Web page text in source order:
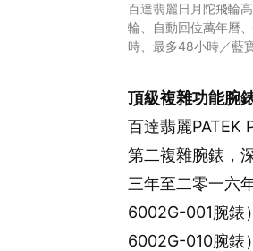
百達翡麗日月陀飛輪
輪、自動回位萬年曆
時、最多48小時／藍
頂級複雜功能腕
百達翡麗PATEK
第二複雜腕錶，
三年至二零一六
6002G-001腕錶
6002G-010腕錶